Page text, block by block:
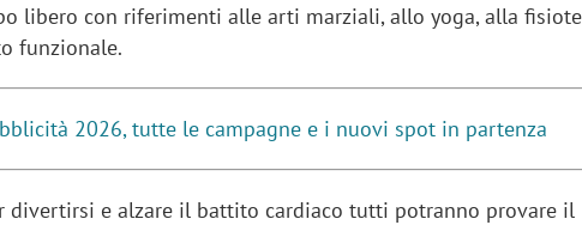
libero con riferimenti alle arti marziali, allo yoga, alla
funzionale.
2026, tutte le campagne e i nuovi spot in partenza
divertirsi e alzare il battito cardiaco tutti potranno provare il